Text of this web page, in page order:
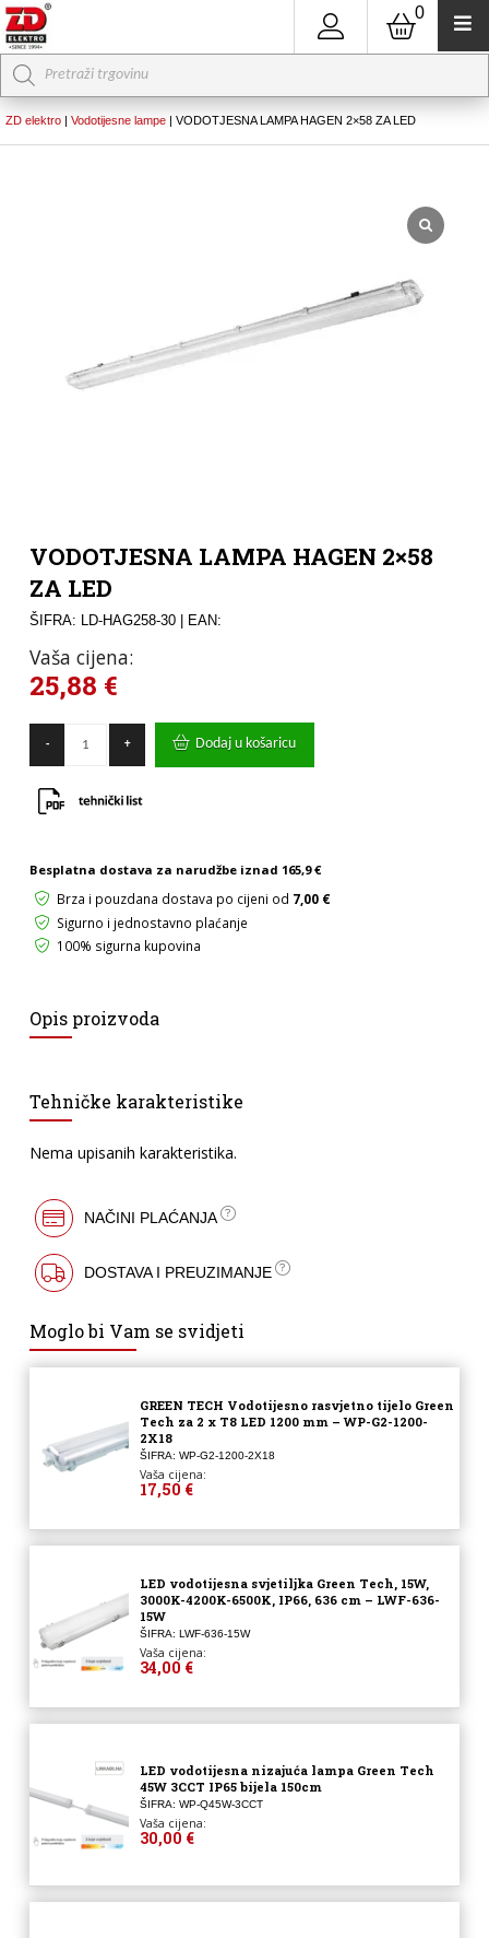
0
Products
search
ZD elektro | Vodotijesne lampe | VODOTJESNA LAMPA HAGEN 2×58 ZA LED
VODOTJESNA LAMPA HAGEN 2×58
ZA LED
ŠIFRA: LD-HAG258-30| EAN:
Vaša cijena:
25,88 €
-
LAMPA
HAGEN
ZA
+ Dodaj u košaricu
Besplatna dostava za narudžbe iznad 165,9 €
Brza i pouzdana dostava po cijeni od 7,00 €
Sigurno i jednostavno plaćanje
100% sigurna kupovina
Opis proizvoda
Tehničke karakteristike
Nema upisanih karakteristika.
NAČINI PLAĆANJA
DOSTAVA I PREUZIMANJE
Moglo bi Vam se svidjeti
GREEN TECH Vodotijesno rasvjetno tijelo Green
Tech za 2 x T8 LED 1200 mm – WP-G2-1200-
2X18
ŠIFRA: WP-G2-1200-2X18
Vaša cijena:
17,50 €
LED vodotijesna svjetiljka Green Tech, 15W,
3000K-4200K-6500K, IP66, 636 cm – LWF-636-
15W
ŠIFRA: LWF-636-15W
Vaša cijena:
34,00 €
LED vodotijesna nizajuća lampa Green Tech
45W 3CCT IP65 bijela 150cm
ŠIFRA: WP-Q45W-3CCT
Vaša cijena:
30,00 €